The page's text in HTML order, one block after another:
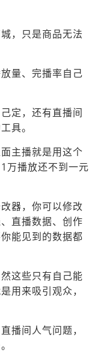
，只是商品无法
量、完播率自己
定，还有直播间
具。
主播就是用这个
万播放还不到一元
器，你可以修改
直播数据、创作
能见到的数据都
这些只有自己能
用来吸引观众，
播间人气问题，